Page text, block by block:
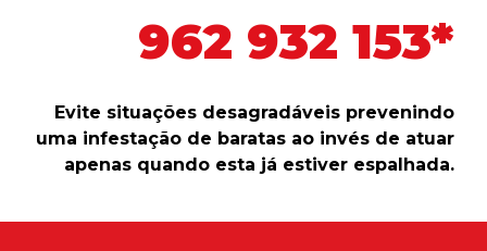
962 932 153*
Evite situações desagradáveis prevenindo
uma infestação de baratas ao invés de atuar
apenas quando esta já estiver espalhada.